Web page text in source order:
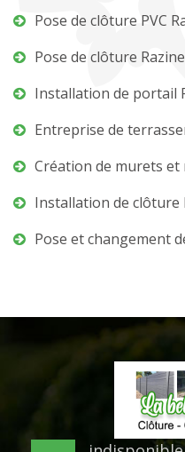
Pose de clôture PVC
Pose de clôture
Installation de portail
Entreprise de
Création de murets et
Installation de clôture
Pose et changement